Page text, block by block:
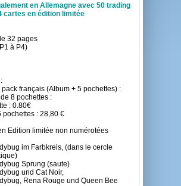
en Allemagne avec 50 trading
cartes en édition limitée
32 pages
à P4)
pack français (Album + 5 pochettes) :
8 pochettes :
: 0.80€
pochettes : 28,80 €
Edition limitée non numérotées
im Farbkreis, (dans le cercle
Sprung (saute)
und Cat Noir,
Rena Rouge und Queen Bee